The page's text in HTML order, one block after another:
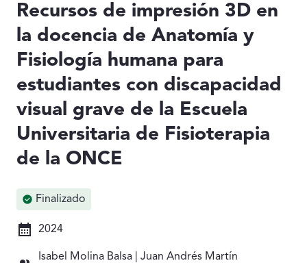
Recursos de impresión 3D en
la docencia de Anatomía y
Fisiología humana para
estudiantes con discapacidad
visual grave de la Escuela
Universitaria de Fisioterapia
de la ONCE
Finalizado
2024
Isabel Molina Balsa | Juan Andrés Martín